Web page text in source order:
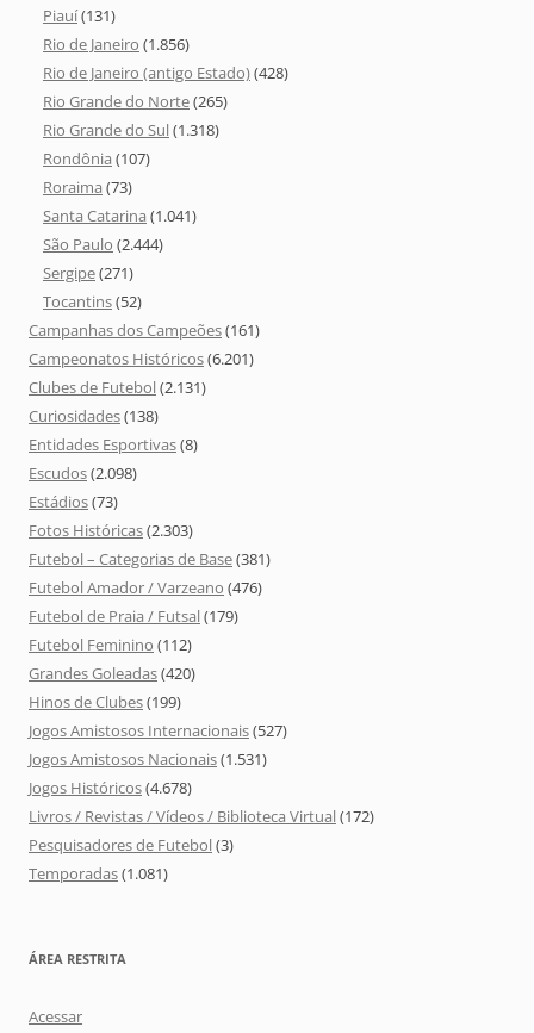
Piauí(131)
Rio de Janeiro (1.856)
Rio de Janeiro (antigo Estado)(428)
Rio Grande do Norte(265)
Rio Grande do Sul(1.318)
Rondônia (107)
Roraima (73)
Santa Catarina (1.041)
São Paulo (2.444)
Sergipe(271)
Tocantins(52)
Campanhas dos Campeões(161)
Campeonatos Históricos(6.201)
Clubes de Futebol(2.131)
Curiosidades(138)
Entidades Esportivas(8)
Escudos(2.098)
Estádios(73)
Fotos Históricas(2.303)
Futebol – Categorias de Base(381)
Futebol Amador / Varzeano (476)
Futebol de Praia / Futsal(179)
Futebol Feminino (112)
Grandes Goleadas(420)
Hinos de Clubes(199)
Jogos Amistosos Internacionais(527)
Jogos Amistosos Nacionais(1.531)
Jogos Históricos(4.678)
Livros / Revistas / Vídeos / Biblioteca Virtual(172)
Pesquisadores de Futebol(3)
Temporadas(1.081)
ÁREA RESTRITA
Acessar